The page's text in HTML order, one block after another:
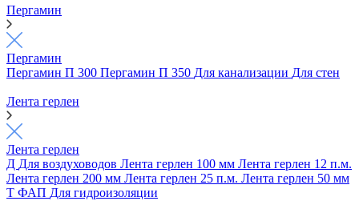
Пергамин
Пергамин
Пергамин П 300 Пергамин П 350 Для канализации Для стен
Лента герлен
Лента герлен
Д Для воздуховодов Лента герлен 100 мм Лента герлен 12 п.м.
Лента герлен 200 мм Лента герлен 25 п.м. Лента герлен 50 мм
Т ФАП Для гидроизоляции